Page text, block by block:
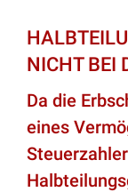
NICHT BEI
Da die
eines